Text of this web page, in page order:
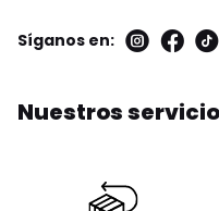
Síganos en:
Nuestros